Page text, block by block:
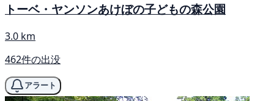
トーベ・ヤンソンあけぼの子どもの森公園
3.0 km
462件の出没
アラート